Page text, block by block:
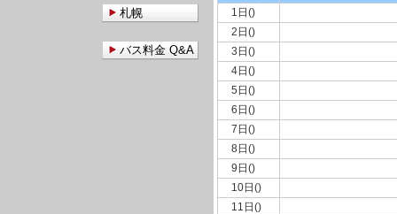
1日()
2日()
3日()
4日()
5日()
6日()
7日()
8日()
9日()
10日()
11日()
札幌
バス料金 Q&A